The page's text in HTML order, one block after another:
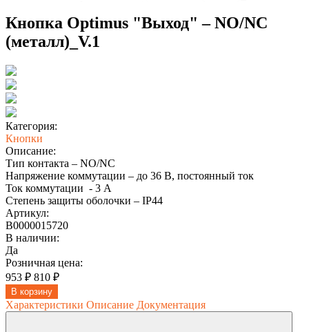
Кнопка Optimus "Выход" – NO/NC
(металл)_V.1
Категория:
Кнопки
Описание:
Тип контакта – NO/NC
Напряжение коммутации – до 36 В, постоянный ток
Ток коммутации - 3 А
Степень защиты оболочки – IP44
Артикул:
В0000015720
В наличии:
Да
Розничная цена:
953 ₽ 810 ₽
В корзину
Характеристики Описание Документация